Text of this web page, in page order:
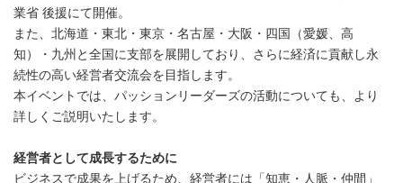
業省 後援にて開催。
また、北海道・東北・東京・名古屋・大阪・四国（愛媛、高
知）・九州と全国に支部を展開しており、さらに経済に貢献し永
続性の高い経営者交流会を目指します。
本イベントでは、パッションリーダーズの活動についても、より
詳しくご説明いたします。
経営者として成長するために
ビジネスで成果を上げるため、経営者には「知恵・人脈・仲間」